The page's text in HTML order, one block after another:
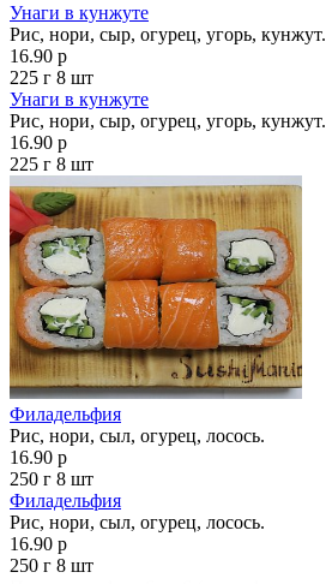
Унаги в кунжуте
Рис, нори, сыр, огурец, угорь, кунжут.
16.90 р
225 г 8 шт
Унаги в кунжуте
Рис, нори, сыр, огурец, угорь, кунжут.
16.90 р
225 г 8 шт
Филадельфия
Рис, нори, сыл, огурец, лосось.
16.90 р
250 г 8 шт
Филадельфия
Рис, нори, сыл, огурец, лосось.
16.90 р
250 г 8 шт